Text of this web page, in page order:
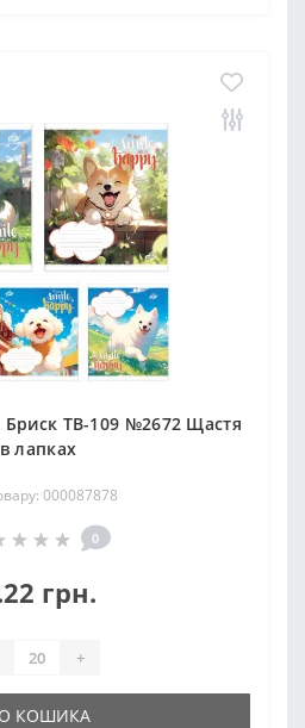
Бриск ТВ-109 №2672 Щастя
в лапках
000087878
0
грн.
+
КОШИКА